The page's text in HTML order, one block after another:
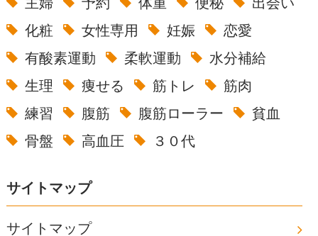
化粧
女性専用 妊娠
恋愛
有酸素運動
柔軟運動
水分補給
生理
痩せる 筋トレ
筋肉
練習
腹筋 腹筋ローラー
貧血
骨盤
高血圧 ３０代
サイトマップ
サイトマップ